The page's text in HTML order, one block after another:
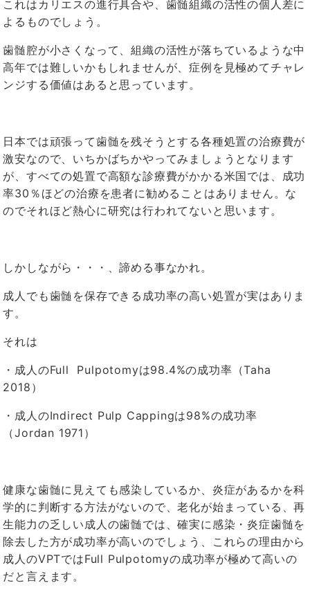
これはカリエスの進行具合や、歯髄組織の活性の個人差に
よるものでしょう。
歯髄腔が小さくなって、組織の活性が落ちているような中
高年では難しいかもしれませんが、症例を見極めてチャレ
ンジする価値はあると思っています。
日本では頑張って歯髄を残そうとする各種処置の治療費が
激安なので、いちかばちかやってみましょうとなります
が、すべての処置で高額な診療費がかかる米国では、成功
率30％ほどの治療を患者に勧めることはありません。な
のでそれほど熱心に研究は行われてないと思います。
しかしながら・・・、諦める事なかれ。
成人でも歯髄を保存できる成功率の高い処置が実はありま
す。
それは
・成人のFull Pulpotomyは98.4%の成功率（Taha
2018）
・成人のIndirect Pulp Cappingは98%の成功率
（Jordan 1971）
健康な歯髄に見えても感染しているか、炎症があるかを科
学的に判断する方法がないので、老化が始まっている、再
生能力の乏しい成人の歯髄では、確実に感染・炎症歯髄を
除去した方が成功率が高いのでしょう、これらの理由から
成人のVPTではFull Pulpotomyの成功率が極めて高いの
だと言えます。